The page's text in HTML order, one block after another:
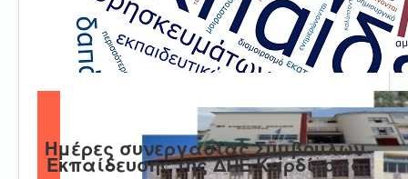
Τμήμα E'
Επικοινωνία
Ημέρες συνεργασίας Συμβούλων
Εκπαίδευσης της ΔΠΕ Καρδίτσας